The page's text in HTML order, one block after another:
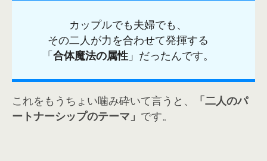
カップルでも夫婦でも、
その二人が力を合わせて発揮する
「合体魔法の属性 」だったんです。
これをもうちょい噛み砕いて言うと、
「二人のパ
ートナーシップのテーマ」 です。